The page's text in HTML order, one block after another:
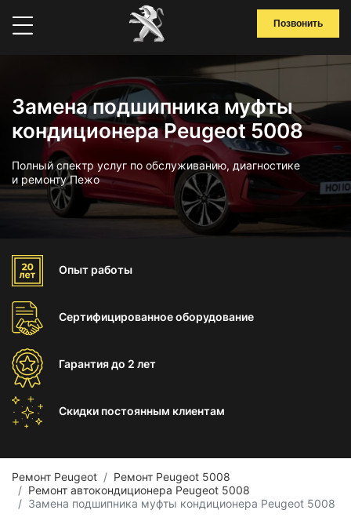
Позвонить
Замена подшипника муфты
кондиционера Peugeot 5008
Полный спектр услуг по обслуживанию, диагностике
и ремонту Пежо
Опыт работы
Сертифицированноеоборудование
Гарантиядо 2 лет
Скидки постоянным клиентам
Ремонт Peugeot
Ремонт Peugeot 5008
Ремонт автокондиционера Peugeot 5008
Замена подшипника муфты кондиционера Peugeot 5008